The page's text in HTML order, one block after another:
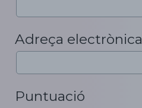
Adreça electrònica
Puntuació